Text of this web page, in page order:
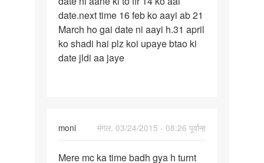
8
jan
thi
mne
date.next time 16 feb ko aayi ab 21
March ho gai date ni aayi h.31 april
ko shadi hai plz koi upaye btao ki
date jldi aa jaye
moni
मंगल, 03/24/2015 - 08:26 पूर्वान्ह
Mere
Mere mc ka time badh gya h turnt